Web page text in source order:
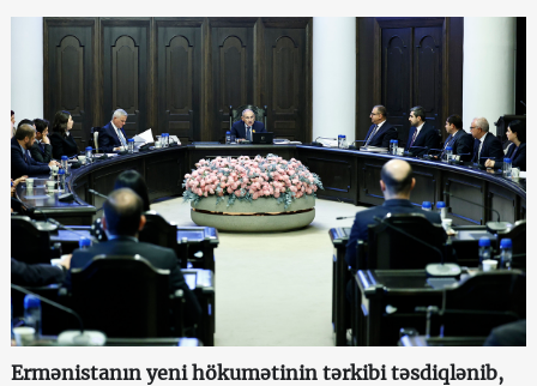
Ermənistanın yeni hökumətinin tərkibi təsdiqlənib,